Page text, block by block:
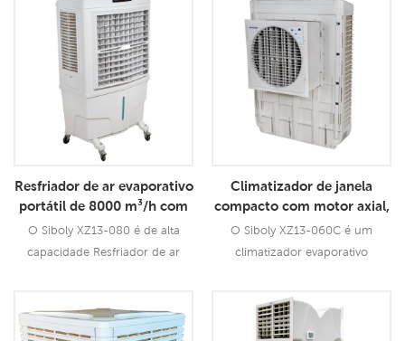
Resfriador de ar evaporativo
portátil de 8000 m³/h com
tanque de 100L XZ13-080
O Siboly XZ13-080 é de alta
capacidade Resfriador de ar
fresco e frio em espaços até 70
Consulte Mais
Informação
Climatizador de janela
compacto com motor axial,
resfriamento eficiente para
ambientes pequenos e
O Siboly XZ13-060C é um
climatizador evaporativo
desempenho para instalação em
janela, projetado para
Consulte Mais
Informação